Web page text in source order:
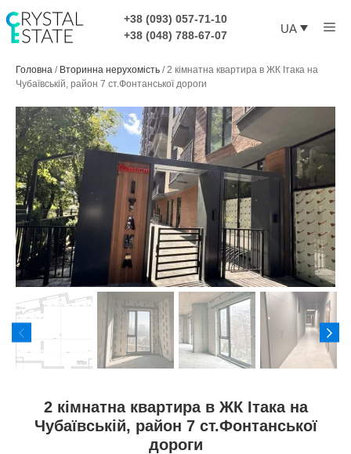
до
контенту
+38 (093) 057-71-10
+38 (048) 788-67-07
UA
Головна / Вторинна нерухомість /2 кімнатна квартира в ЖК Ітака на
Чубаївській, район 7 ст.Фонтанської дороги
2 кімнатна квартира в ЖК Ітака на
Чубаївській, район 7 ст.Фонтанської
дороги